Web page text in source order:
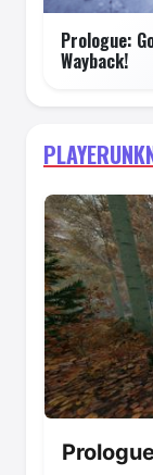
Prologue:
Wayback!